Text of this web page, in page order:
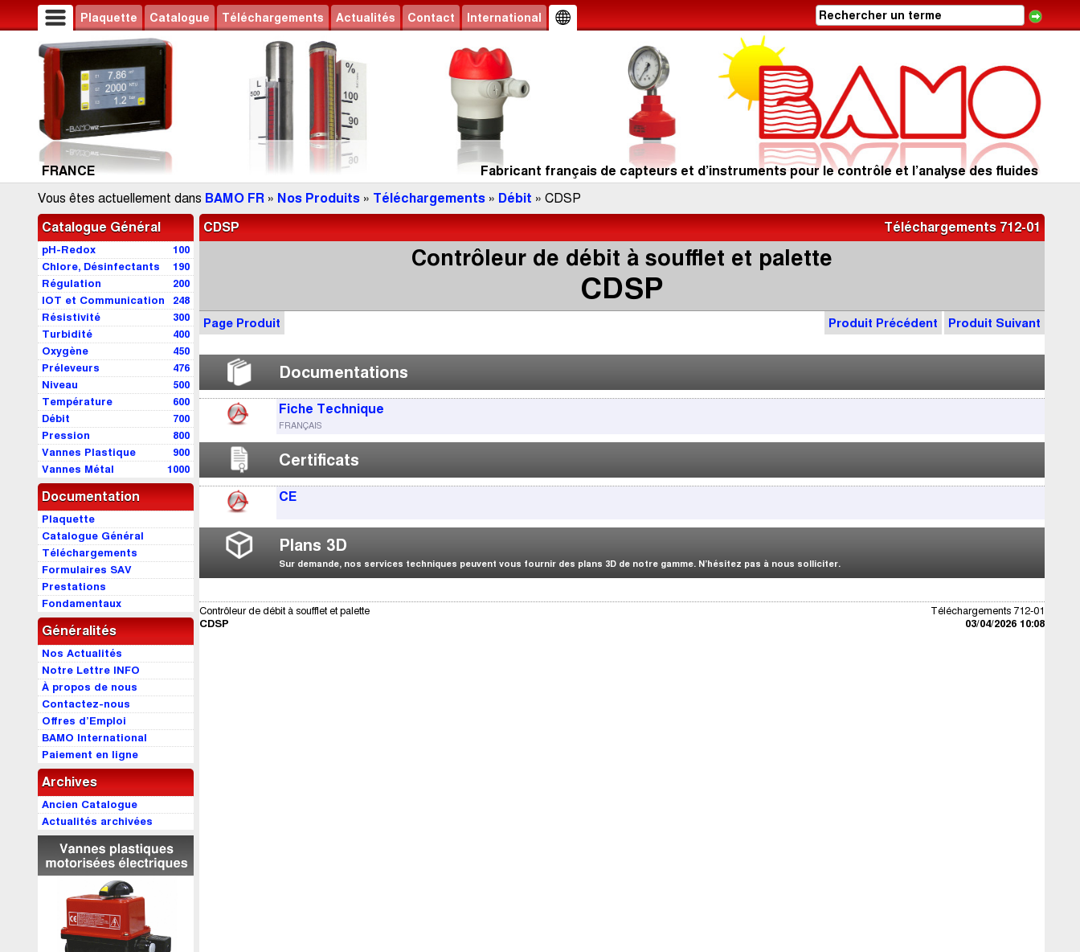
Plaquette Catalogue Téléchargements Actualités Contact International
FRANCE
Fabricant français de capteurs et d’instruments pour le contrôle et l’analyse des fluides
Vous êtes actuellement dans BAMO FR » Nos Produits » Téléchargements » Débit » CDSP
Catalogue Général
100
pH-Redox
190
Chlore, Désinfectants
200
Régulation
248
IOT et Communication
300
Résistivité
400
Turbidité
450
Oxygène
476
Préleveurs
500
Niveau
600
Température
700
Débit
800
Pression
900
Vannes Plastique
1000
Vannes Métal
Documentation
Plaquette
Catalogue Général
Téléchargements
Formulaires SAV
Prestations
Fondamentaux
Généralités
Nos Actualités
Notre Lettre INFO
À propos de nous
Contactez-nous
Offres d’Emploi
BAMO International
Paiement en ligne
Archives
Ancien Catalogue
Actualités archivées
Téléchargements 712-01
CDSP
Contrôleur de débit à soufflet et palette
CDSP
Produit Précédent Produit Suivant
Page Produit
Documentations
Fiche Technique
FRANÇAIS
Certificats
CE
Plans 3D
Sur demande, nos services techniques peuvent vous fournir des plans 3D de notre gamme. N’hésitez pas à nous solliciter.
Téléchargements 712-01
03/04/2026 10:08
Contrôleur de débit à soufflet et palette
CDSP